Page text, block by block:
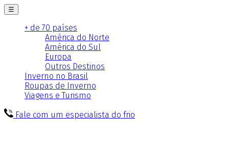
☰
+ de 70 países
América do Norte
América do Sul
Europa
Outros Destinos
Inverno no Brasil
Roupas de Inverno
Viagens e Turismo
Fale com um especialista do frio